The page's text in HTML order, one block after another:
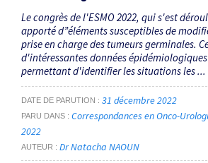
Le congrès de l'ESMO 2022, qui s'est
apporté d”éléments susceptibles de
prise en charge des tumeurs germinales.
d'intéressantes données
permettant d'identifier les situations les ...
DATE DE PARUTION 31 décembre 2022
PARU DANS
Correspondances en Onco-
2022
AUTEUR Dr Natacha NAOUN